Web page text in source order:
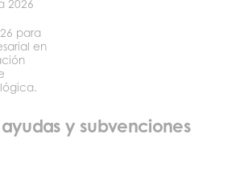
ayudas y subvenciones
2026
para
en